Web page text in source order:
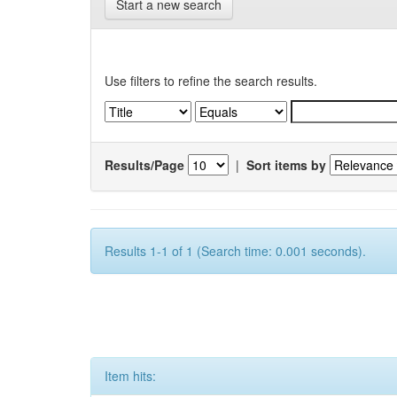
Start a new search
Use filters to refine the search results.
Results/Page | Sort items by
Results 1-1 of 1 (Search time: 0.001 seconds).
Item hits: